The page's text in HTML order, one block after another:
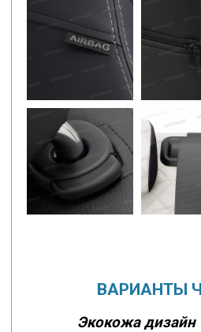
ВАРИАНТЫ
Экокожа дизайн